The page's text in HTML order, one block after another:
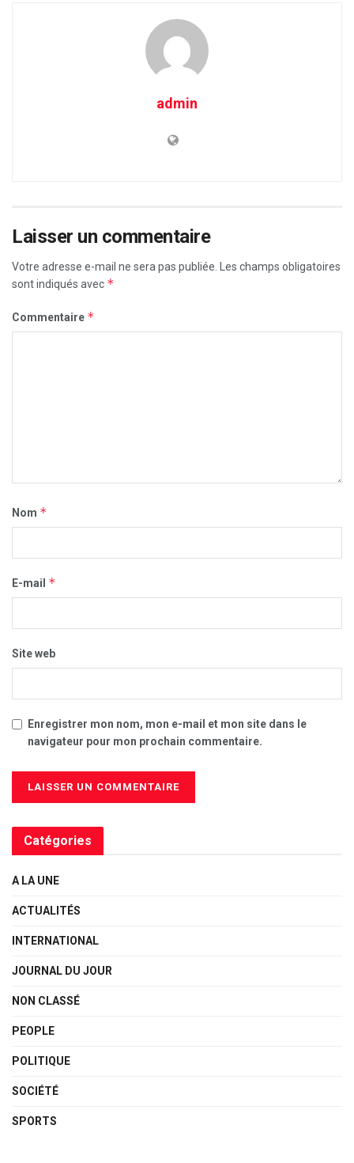
admin
Laisser un commentaire
Votre adresse e-mail ne sera pas publiée.
Les champs obligatoires
sont indiqués avec *
Commentaire *
Nom *
E-mail *
Site web
Enregistrer mon nom, mon e-mail et mon site dans le
navigateur pour mon prochain commentaire.
Catégories
A LA UNE
ACTUALITÉS
INTERNATIONAL
JOURNAL DU JOUR
NON CLASSÉ
PEOPLE
POLITIQUE
SOCIÉTÉ
SPORTS